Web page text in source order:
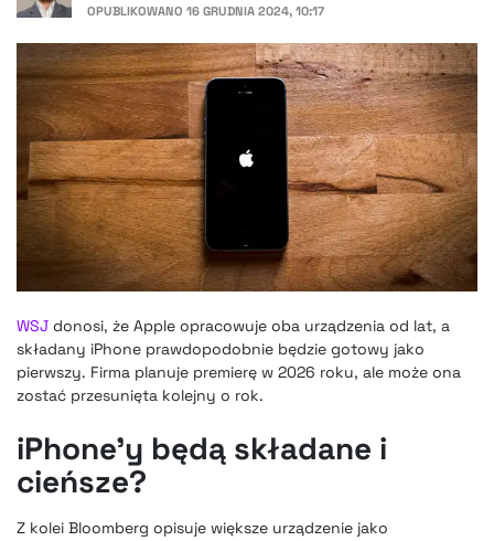
OPUBLIKOWANO 16 GRUDNIA 2024, 10:17
WSJ donosi, że Apple opracowuje oba urządzenia od lat, a
składany iPhone prawdopodobnie będzie gotowy jako
pierwszy. Firma planuje premierę w 2026 roku, ale może ona
zostać przesunięta kolejny o rok.
iPhone’y będą składane i
cieńsze?
Z kolei Bloomberg opisuje większe urządzenie jako